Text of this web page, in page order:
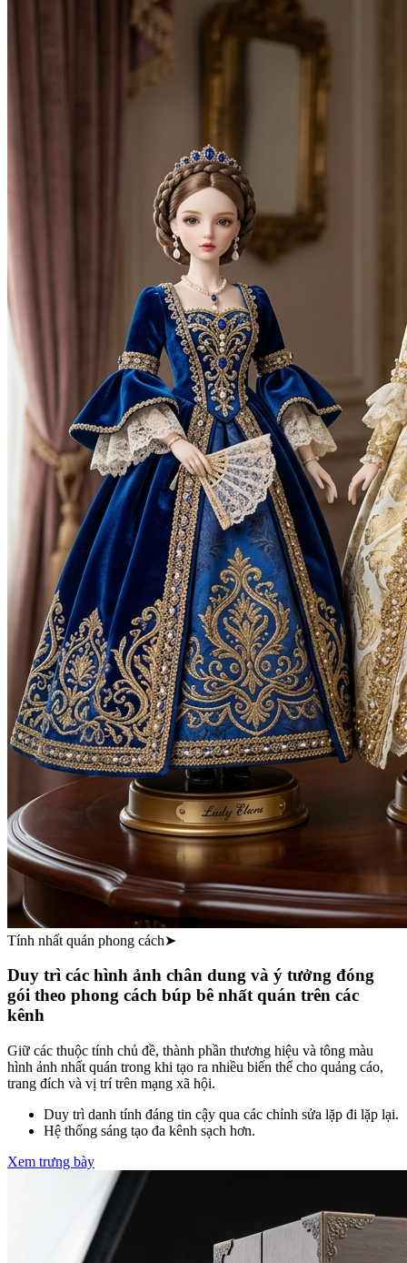
Tính nhất quán phong cách➤
Duy trì các hình ảnh chân dung và ý tưởng đóng
gói theo phong cách búp bê nhất quán trên các
kênh
Giữ các thuộc tính chủ đề, thành phần thương hiệu và tông màu
hình ảnh nhất quán trong khi tạo ra nhiều biến thể cho quảng cáo,
trang đích và vị trí trên mạng xã hội.
Duy trì danh tính đáng tin cậy qua các chỉnh sửa lặp đi lặp lại.
Hệ thống sáng tạo đa kênh sạch hơn.
Xem trưng bày